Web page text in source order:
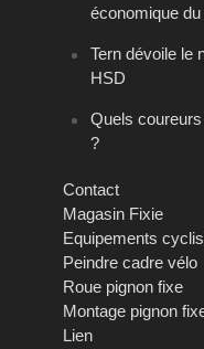
économique
Tern dévoile le
HSD
Quels
?
Contact
Magasin Fixie
Equipements
Peindre cadre vélo
Roue pignon fixe
Montage pignon
Lien